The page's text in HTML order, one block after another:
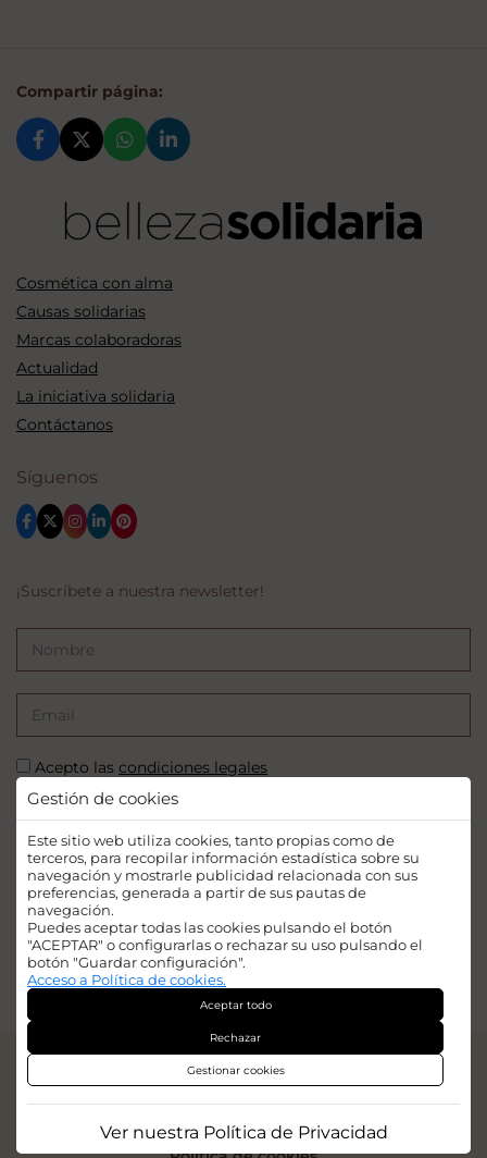
Gestión de cookies
Este sitio web utiliza cookies, tanto propias como de
terceros, para recopilar información estadística sobre su
navegación y mostrarle publicidad relacionada con sus
preferencias, generada a partir de sus pautas de
navegación.
Puedes aceptar todas las cookies pulsando el botón
"ACEPTAR" o configurarlas o rechazar su uso pulsando el
botón "Guardar configuración".
Acceso a Política de cookies.
Aceptar todo
Rechazar
Gestionar cookies
Ver nuestra Política de Privacidad
Compartir página:
Cosmética con alma
Causas solidarias
Marcas colaboradoras
Actualidad
La iniciativa solidaria
Contáctanos
Síguenos
¡Suscríbete a nuestra newsletter!
Acepto las condiciones legales
Financiado por la Unión Europea - NextGenerationEU. Sin embargo, los
puntos de vista y las opiniones expresadas son únicamente los del autor o
autores y no reflejan necesariamente los de la Unión Europea o la Comisión
consideradas responsables de las mismas.
© 2026 Iridian Web Engine
Política de privacidad